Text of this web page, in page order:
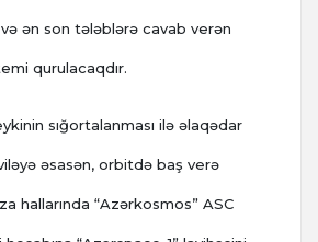
ən son tələblərə cavab verən
qurulacaqdır.
sığortalanması ilə əlaqədar
əsasən, orbitdə baş verə
hallarında “Azərkosmos” ASC